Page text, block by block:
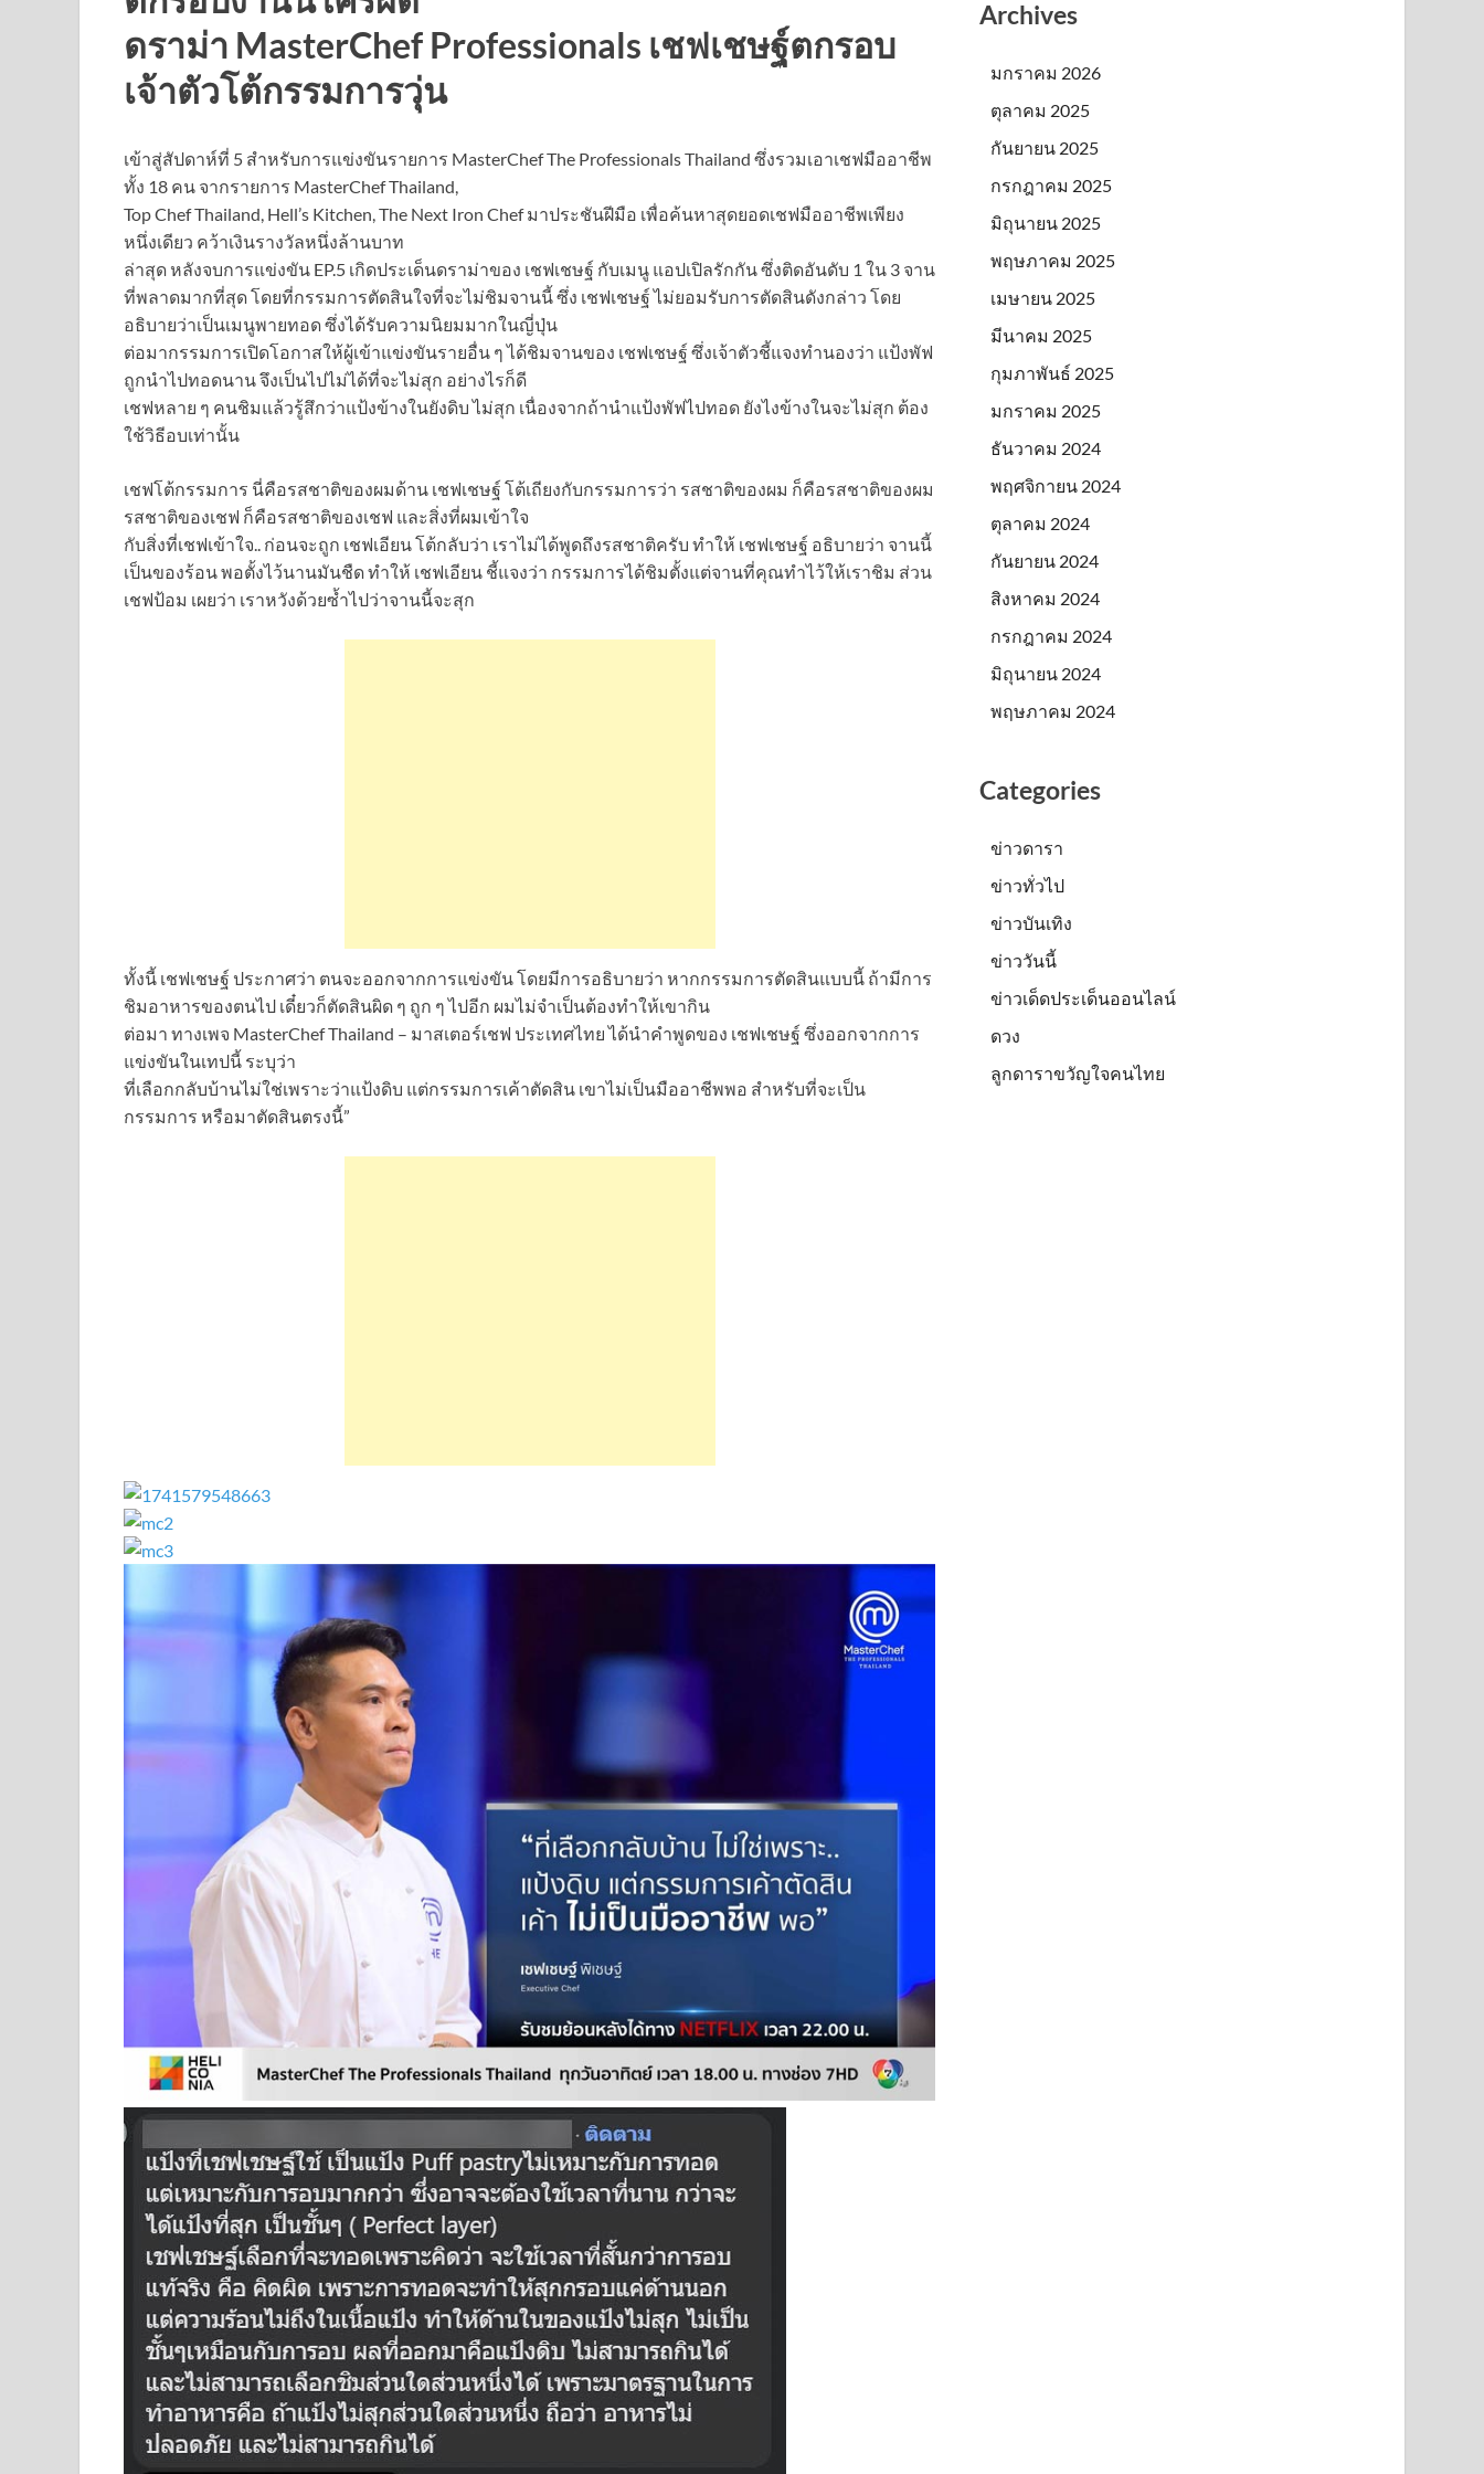
ดราม่า MasterChef Professionals เชฟเชษฐ์ตกรอบ
เจ้าตัวโต้กรรมการวุ่น
เข้าสู่สัปดาห์ที่ 5 สำหรับการแข่งขันรายการ MasterChef The Professionals Thailand ซึ่งรวมเอาเชฟมืออาชีพ
ทั้ง 18 คน จากรายการ MasterChef Thailand,
Top Chef Thailand, Hell’s Kitchen, The Next Iron Chef มาประชันฝีมือ เพื่อค้นหาสุดยอดเชฟมืออาชีพเพียง
หนึ่งเดียว คว้าเงินรางวัลหนึ่งล้านบาท
ล่าสุด หลังจบการแข่งขัน EP.5 เกิดประเด็นดราม่าของ เชฟเชษฐ์ กับเมนู แอปเปิลรักกัน ซึ่งติดอันดับ 1 ใน 3 จาน
ที่พลาดมากที่สุด โดยที่กรรมการตัดสินใจที่จะไม่ชิมจานนี้ ซึ่ง เชฟเชษฐ์ ไม่ยอมรับการตัดสินดังกล่าว โดย
อธิบายว่าเป็นเมนูพายทอด ซึ่งได้รับความนิยมมากในญี่ปุ่น
ต่อมากรรมการเปิดโอกาสให้ผู้เข้าแข่งขันรายอื่น ๆ ได้ชิมจานของ เชฟเชษฐ์ ซึ่งเจ้าตัวชี้แจงทำนองว่า แป้งพัฟ
ถูกนำไปทอดนาน จึงเป็นไปไม่ได้ที่จะไม่สุก อย่างไรก็ดี
เชฟหลาย ๆ คนชิมแล้วรู้สึกว่าแป้งข้างในยังดิบ ไม่สุก เนื่องจากถ้านำแป้งพัฟไปทอด ยังไงข้างในจะไม่สุก ต้อง
ใช้วิธีอบเท่านั้น
เชฟโต้กรรมการ นี่คือรสชาติของผมด้าน เชฟเชษฐ์ โต้เถียงกับกรรมการว่า รสชาติของผม ก็คือรสชาติของผม
รสชาติของเชฟ ก็คือรสชาติของเชฟ และสิ่งที่ผมเข้าใจ
กับสิ่งที่เชฟเข้าใจ.. ก่อนจะถูก เชฟเอียน โต้กลับว่า เราไม่ได้พูดถึงรสชาติครับ ทำให้ เชฟเชษฐ์ อธิบายว่า จานนี้
เป็นของร้อน พอตั้งไว้นานมันชืด ทำให้ เชฟเอียน ชี้แจงว่า กรรมการได้ชิมตั้งแต่จานที่คุณทำไว้ให้เราชิม ส่วน
เชฟป้อม เผยว่า เราหวังด้วยซ้ำไปว่าจานนี้จะสุก
ทั้งนี้ เชฟเชษฐ์ ประกาศว่า ตนจะออกจากการแข่งขัน โดยมีการอธิบายว่า หากกรรมการตัดสินแบบนี้ ถ้ามีการ
ชิมอาหารของตนไป เดี๋ยวก็ตัดสินผิด ๆ ถูก ๆ ไปอีก ผมไม่จำเป็นต้องทำให้เขากิน
ต่อมา ทางเพจ MasterChef Thailand – มาสเตอร์เชฟ ประเทศไทย ได้นำคำพูดของ เชฟเชษฐ์ ซึ่งออกจากการ
แข่งขันในเทปนี้ ระบุว่า
ที่เลือกกลับบ้านไม่ใช่เพราะว่าแป้งดิบ แต่กรรมการเค้าตัดสิน เขาไม่เป็นมืออาชีพพอ สำหรับที่จะเป็น
กรรมการ หรือมาตัดสินตรงนี้”
Archives
มกราคม 2026
ตุลาคม 2025
กันยายน 2025
กรกฎาคม 2025
มิถุนายน 2025
พฤษภาคม 2025
เมษายน 2025
มีนาคม 2025
กุมภาพันธ์ 2025
มกราคม 2025
ธันวาคม 2024
พฤศจิกายน 2024
ตุลาคม 2024
กันยายน 2024
สิงหาคม 2024
กรกฎาคม 2024
มิถุนายน 2024
พฤษภาคม 2024
Categories
ข่าวดารา
ข่าวทั่วไป
ข่าวบันเทิง
ข่าววันนี้
ข่าวเด็ดประเด็นออนไลน์
ดวง
ลูกดาราขวัญใจคนไทย